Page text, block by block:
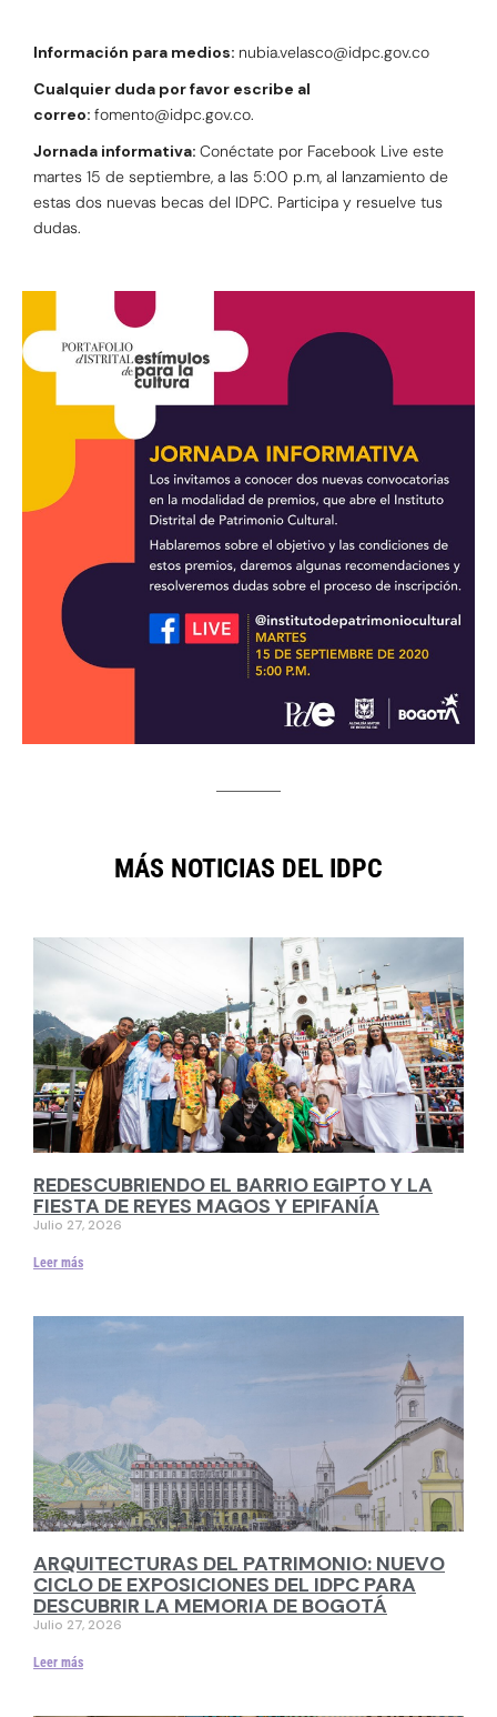
Información para medios: nubia.velasco@idpc.gov.co
Cualquier duda por favor escribe al
correo: fomento@idpc.gov.co.
Jornada informativa: Conéctate por Facebook Live este
martes 15 de septiembre, a las 5:00 p.m, al lanzamiento de
estas dos nuevas becas del IDPC. Participa y resuelve tus
dudas.
MÁS NOTICIAS DEL IDPC
REDESCUBRIENDO EL BARRIO EGIPTO Y LA
FIESTA DE REYES MAGOS Y EPIFANÍA
Julio 27, 2026
Leer más
ARQUITECTURAS DEL PATRIMONIO: NUEVO
CICLO DE EXPOSICIONES DEL IDPC PARA
DESCUBRIR LA MEMORIA DE BOGOTÁ
Julio 27, 2026
Leer más